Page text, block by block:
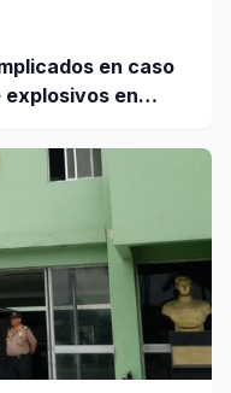
en caso
en